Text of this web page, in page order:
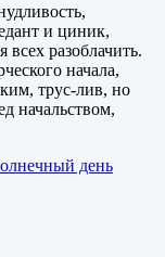
и циник,
разоблачить.
начала,
трус-лив, но
начальством,
день